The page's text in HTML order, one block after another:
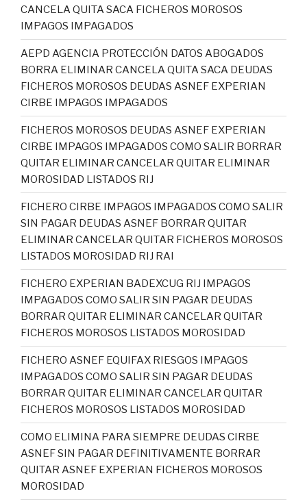
CANCELA QUITA SACA FICHEROS MOROSOS
IMPAGOS IMPAGADOS
AEPD AGENCIA PROTECCIÓN DATOS ABOGADOS
BORRA ELIMINAR CANCELA QUITA SACA DEUDAS
FICHEROS MOROSOS DEUDAS ASNEF EXPERIAN
CIRBE IMPAGOS IMPAGADOS
FICHEROS MOROSOS DEUDAS ASNEF EXPERIAN
CIRBE IMPAGOS IMPAGADOS COMO SALIR BORRAR
QUITAR ELIMINAR CANCELAR QUITAR ELIMINAR
MOROSIDAD LISTADOS RIJ
FICHERO CIRBE IMPAGOS IMPAGADOS COMO SALIR
SIN PAGAR DEUDAS ASNEF BORRAR QUITAR
ELIMINAR CANCELAR QUITAR FICHEROS MOROSOS
LISTADOS MOROSIDAD RIJ RAI
FICHERO EXPERIAN BADEXCUG RIJ IMPAGOS
IMPAGADOS COMO SALIR SIN PAGAR DEUDAS
BORRAR QUITAR ELIMINAR CANCELAR QUITAR
FICHEROS MOROSOS LISTADOS MOROSIDAD
FICHERO ASNEF EQUIFAX RIESGOS IMPAGOS
IMPAGADOS COMO SALIR SIN PAGAR DEUDAS
BORRAR QUITAR ELIMINAR CANCELAR QUITAR
FICHEROS MOROSOS LISTADOS MOROSIDAD
COMO ELIMINA PARA SIEMPRE DEUDAS CIRBE
ASNEF SIN PAGAR DEFINITIVAMENTE BORRAR
QUITAR ASNEF EXPERIAN FICHEROS MOROSOS
MOROSIDAD